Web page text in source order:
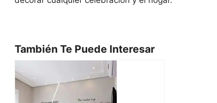
También Te Puede Interesar